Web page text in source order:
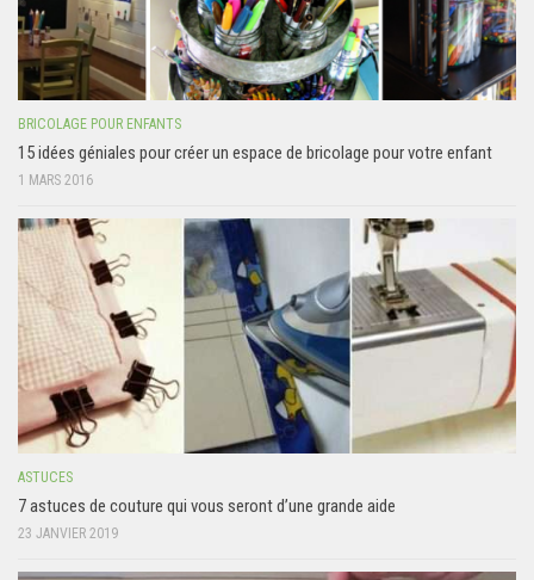
BRICOLAGE POUR ENFANTS
15 idées géniales pour créer un espace de bricolage pour votre enfant
1 MARS 2016
ASTUCES
7 astuces de couture qui vous seront d’une grande aide
23 JANVIER 2019